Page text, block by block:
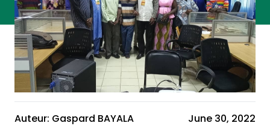
Auteur: Gaspard BAYALA June 30, 2022